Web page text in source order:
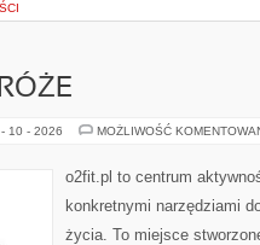
10 - 2026 MOŻLIWOŚĆ
o2fit.pl to centrum
konkretnymi narzędziami
życia. To miejsce